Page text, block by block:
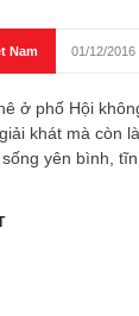
Nam 01/12/2016
ở phố Hội
khát mà còn
yên bình,